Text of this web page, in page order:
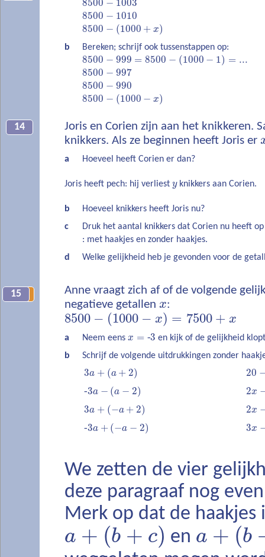
8500 − 1003
8500 − 1010
8500 − (1000 + x)
b Bereken; schrijf ook tussenstappen op:
8500 − 999 = 8500 − (1000 − 1) = ...
8500 − 997
8500 − 990
8500 − (1000 − x)
14
Joris en Corien zijn aan het knikkeren.
knikkers. Als ze beginnen heeft Joris er
a Hoeveel heeft Corien er dan?
Joris heeft pech: hij verliest yknikkers aan Corien.
b
Hoeveel knikkers heeft Joris nu?
c
Druk het aantal knikkers dat Corien nu heeft
: met haakjes en zonder haakjes.
d
Welke gelijkheid heb je gevonden voor de
15
11
Anne vraagt zich af of de volgende
negatieve getallen x:
8500 − (1000 − x) = 7500 + x
a Neem eens x = ‐3 en kijk of de gelijkheid
b
Schrijf de volgende uitdrukkingen zonder
3a + (a + 2) 20
‐3a − (a − 2) 2x
3a + (−a + 2) 2x
‐3a + (−a − 2) 3x
We zetten de vier
deze paragraaf nog
Merk op dat de haakjes
a + (b + c) en a + (b